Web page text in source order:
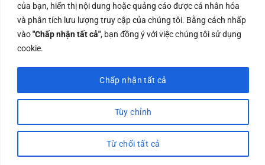
của bạn, hiển thị nội dung hoặc quảng cáo được cá nhân hóa
và phân tích lưu lượng truy cập của chúng tôi. Bằng cách nhấp
vào"Chấp nhận tất cả", bạn đồng ý với việc chúng tôi sử dụng
cookie.
Tùy chỉnh
Từ chối tất cả
Chấp nhận tất cả
Công ty TNHH Nam Bình Xương - Số ĐKKD: 0108783483
cấp ngày 14/06/2019 bởi Sở Kế Hoạch và Đầu Tư Tp. Hà
Nội
Copyrights @2023 Nam Binh Xuong. All Rights Reserved